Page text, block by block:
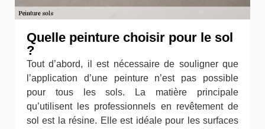
Quelle peinture choisir pour le sol
?
Tout d’abord, il est nécessaire de souligner que
l’application d’une peinture n’est pas possible
pour tous les sols. La matière principale
qu’utilisent les professionnels en revêtement de
sol est la résine. Elle est idéale pour les surfaces